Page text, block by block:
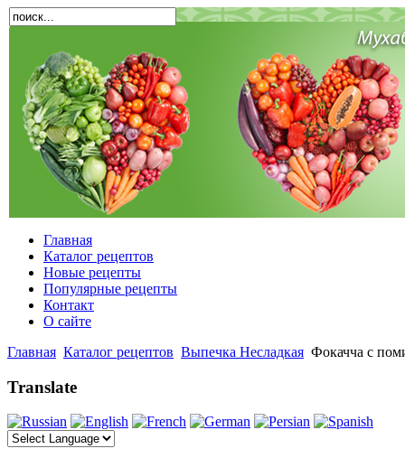
Главная
Каталог рецептов
Новые рецепты
Популярные рецепты
Контакт
О сайте
Главная Каталог рецептов Выпечка Несладкая Фокачча с
Translate